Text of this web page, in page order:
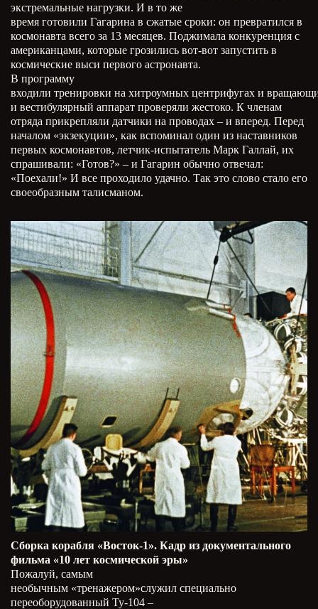
экстремальные нагрузки. И в то же
время готовили Гагарина в сжатые сроки: он превратился в
космонавта всего за 13 месяцев. Поджимала конкуренция с
американцами, которые грозились вот-вот запустить в
космические выси первого астронавта.
В программу
входили тренировки на хитроумных центрифугах и
и вестибулярный аппарат проверяли жестоко. К членам
отряда прикрепляли датчики на проводах – и вперед. Перед
началом «экзекуции», как вспоминал один из наставников
первых космонавтов, летчик-испытатель Марк Галлай, их
спрашивали: «Готов?» – и Гагарин обычно отвечал:
«Поехали!» И все проходило удачно. Так это слово стало его
своеобразным талисманом.
Сборка корабля «Восток-1». Кадр из документального
фильма «10 лет космической эры»
Пожалуй, самым
необычным «тренажером»служил специально
переоборудованный Ту-104 –